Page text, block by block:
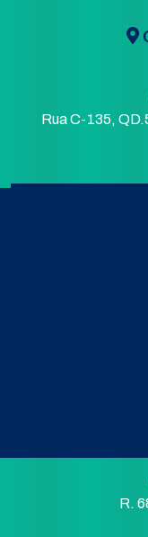
Rua C-135,
R.